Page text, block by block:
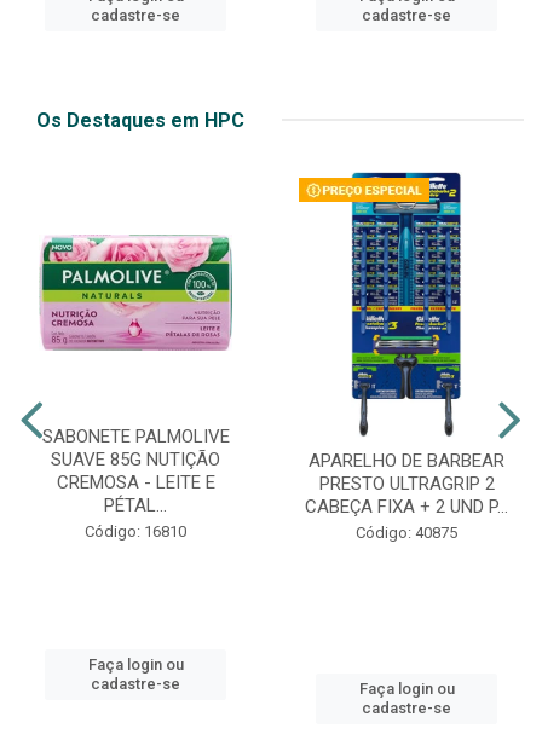
cadastre-se
cadastre-se
Os Destaques em HPC
SABONETE PALMOLIVE
SUAVE 85G NUTIÇÃO
CREMOSA - LEITE E
PÉTAL...
Código: 16810
Faça login ou
cadastre-se
APARELHO DE BARBEAR
PRESTO ULTRAGRIP 2
CABEÇA FIXA + 2 UND P...
Código: 40875
Faça login ou
cadastre-se